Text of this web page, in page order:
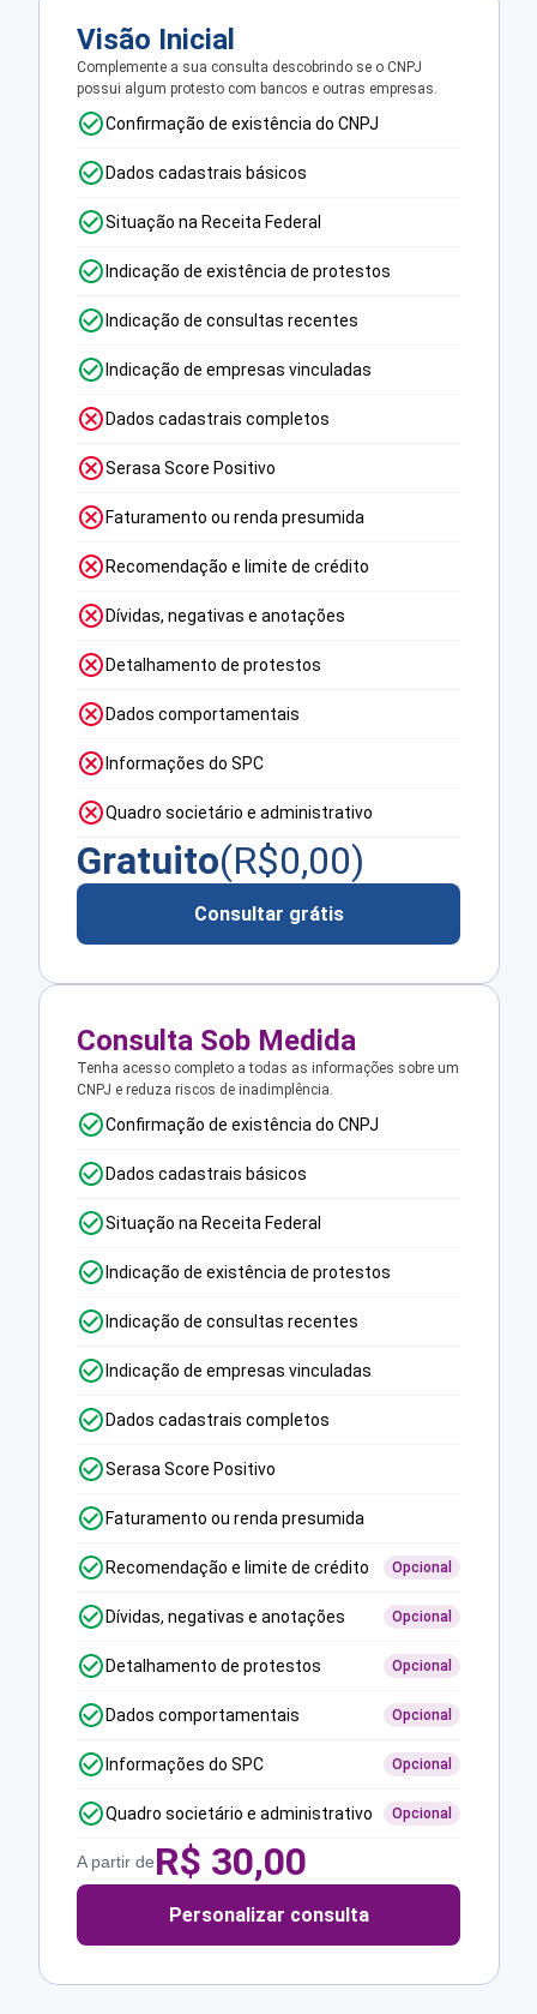
Visão Inicial
Complemente a sua consulta descobrindo se o CNPJ
possui algum protesto com bancos e outras empresas.
Confirmação de existência do CNPJ
Dados cadastrais básicos
Situação na Receita Federal
Indicação de existência de protestos
Indicação de consultas recentes
Indicação de empresas vinculadas
Dados cadastrais completos
Serasa Score Positivo
Faturamento ou renda presumida
Recomendação e limite de crédito
Dívidas, negativas e anotações
Detalhamento de protestos
Dados comportamentais
Informações do SPC
Quadro societário e administrativo
Gratuito(R$0,00)
Consultar grátis
Consulta Sob Medida
Tenha acesso completo a todas as informações sobre um
CNPJ e reduza riscos de inadimplência.
Confirmação de existência do CNPJ
Dados cadastrais básicos
Situação na Receita Federal
Indicação de existência de protestos
Indicação de consultas recentes
Indicação de empresas vinculadas
Dados cadastrais completos
Serasa Score Positivo
Faturamento ou renda presumida
Recomendação e limite de crédito Opcional
Dívidas, negativas e anotações Opcional
Detalhamento de protestos Opcional
Dados comportamentais Opcional
Informações do SPC Opcional
Quadro societário e administrativo Opcional
A partir deR$ 30,00
Personalizar consulta